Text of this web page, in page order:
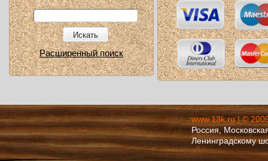
Искать
Расширенный поиск
www.13k.ru | ©
Россия,
Ленинградскому